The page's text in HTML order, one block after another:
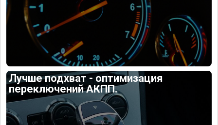
Лучше подхват - оптимизация
переключений АКПП.